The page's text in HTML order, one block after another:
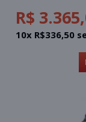
R$
10x R$336,50